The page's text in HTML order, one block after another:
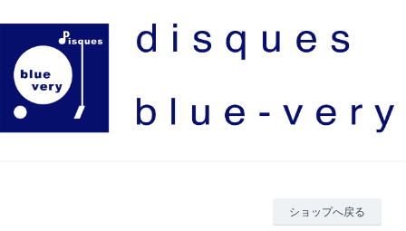
ショップへ戻る